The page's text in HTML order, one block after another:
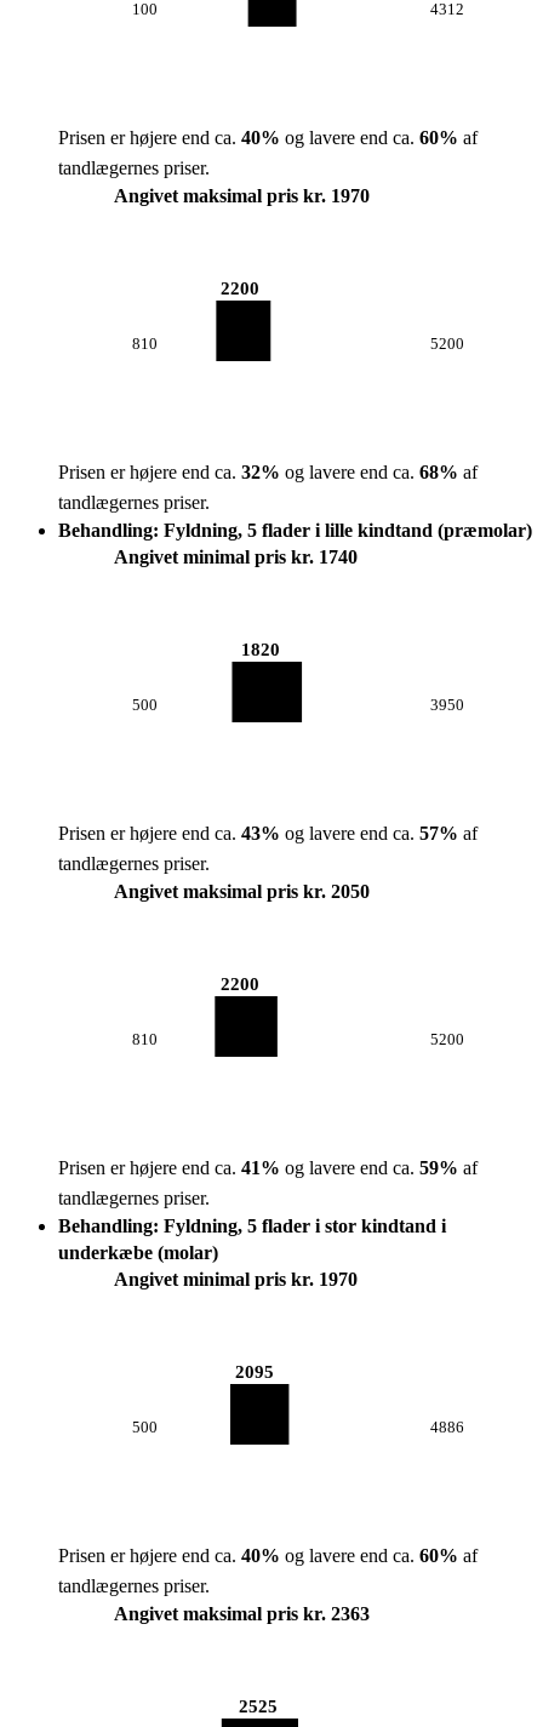
100 4312
Prisen er højere end ca. 40% og lavere end ca. 60% af
tandlægernes priser.
Angivet maksimal pris kr. 1970
810
2200
5200
Prisen er højere end ca. 32% og lavere end ca. 68% af
tandlægernes priser.
Behandling: Fyldning, 5 flader i lille kindtand (præmolar)
Angivet minimal pris kr. 1740
500
1820
3950
Prisen er højere end ca. 43% og lavere end ca. 57% af
tandlægernes priser.
Angivet maksimal pris kr. 2050
810
2200
5200
Prisen er højere end ca. 41% og lavere end ca. 59% af
tandlægernes priser.
Behandling: Fyldning, 5 flader i stor kindtand i
underkæbe (molar)
Angivet minimal pris kr. 1970
500
2095
4886
Prisen er højere end ca. 40% og lavere end ca. 60% af
tandlægernes priser.
Angivet maksimal pris kr. 2363
2525